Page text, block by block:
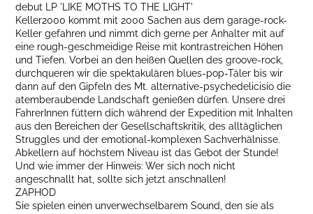
debut LP 'LIKE MOTHS TO THE LIGHT'
Keller2000 kommt mit 2000 Sachen aus dem garage-rock-
Keller gefahren und nimmt dich gerne per Anhalter mit auf
eine rough-geschmeidige Reise mit kontrastreichen Höhen
und Tiefen. Vorbei an den heißen Quellen des groove-rock,
durchqueren wir die spektakulären blues-pop-Täler bis wir
dann auf den Gipfeln des Mt. alternative-psychedelicisio die
atemberaubende Landschaft genießen dürfen. Unsere drei
FahrerInnen füttern dich während der Expedition mit Inhalten
aus den Bereichen der Gesellschaftskritik, des alltäglichen
Struggles und der emotional-komplexen Sachverhälnisse.
Abkellern auf höchstem Niveau ist das Gebot der Stunde!
Und wie immer der Hinweis: Wer sich noch nicht
angeschnallt hat, sollte sich jetzt anschnallen!
ZAPHOD
Sie spielen einen unverwechselbarem Sound, den sie als